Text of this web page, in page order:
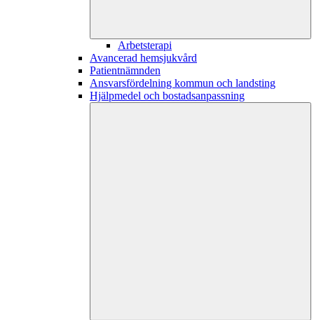
Arbetsterapi
Avancerad hemsjukvård
Patientnämnden
Ansvarsfördelning kommun och landsting
Hjälpmedel och bostadsanpassning